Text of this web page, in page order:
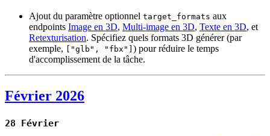
Ajout du paramètre optionnel target_formats aux
endpoints Image en 3D, Multi-image en 3D, Texte en 3D, et
Retexturisation. Spécifiez quels formats 3D générer (par
exemple,
["glb", "fbx"] ) pour réduire le temps
d'accomplissement de la tâche.
Février 2026
28 Février